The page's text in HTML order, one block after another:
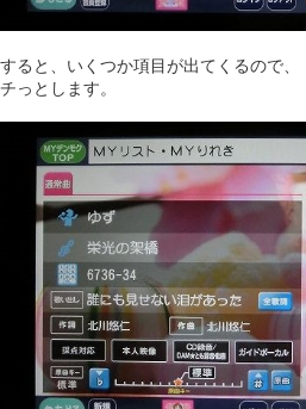
すると、いくつか項目が出てくるので
チっとします。